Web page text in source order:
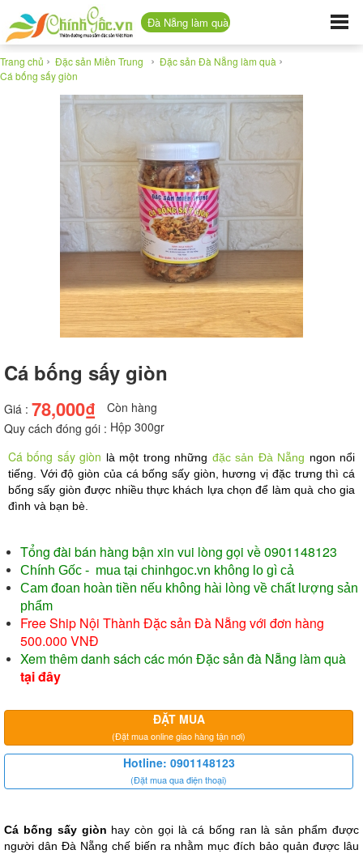
Đà Nẵng làm quà
Trang chủ › Đặc sản Miền Trung › Đặc sản Đà Nẵng làm quà ›
Cá bống sấy giòn
Cá bống sấy giòn
Giá : 78,000₫
Còn hàng
Quy cách đóng gói : Hộp 300gr
Cá bống sấy giòn là một trong những đặc sản Đà Nẵng ngon nổi
tiếng. Với độ giòn của cá bống sấy giòn, hương vị đặc trưng thì cá
bống sấy giòn được nhiều thực khách lựa chọn để làm quà cho gia
đình và bạn bè.
Tổng đài bán hàng bận xin vui lòng gọi về0901148123
Chính Gốc - mua tại chinhgoc.vn không lo gì cả
Cam đoan hoàn tiền nếu không hài lòng về chất lượng sản
phẩm
Free Ship Nội Thành Đặc sản Đà Nẵng với đơn hàng
500.000 VNĐ
Xem thêm danh sách các món Đặc sản đà Nẵng làm quà
tại đây
ĐẶT MUA
(Đặt mua online giao hàng tận nơi)
Hotline: 0901148123
(Đặt mua qua điện thoại)
Cá bống sấy giòn hay còn gọi là cá bống ran là sản phẩm được
người dân Đà Nẵng chế biến ra nhằm mục đích bảo quản được lâu